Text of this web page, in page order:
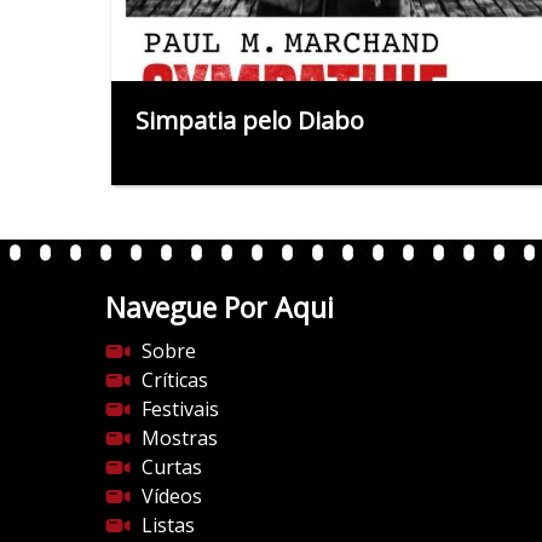
Simpatia pelo Diabo
Navegue Por Aqui
Sobre
Críticas
Festivais
Mostras
Curtas
Vídeos
Listas